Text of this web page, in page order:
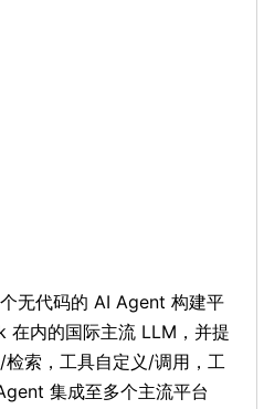
无代码的 AI Agent 构建平
在内的国际主流 LLM，并提
索，工具自定义/调用，工
集成至多个主流平台